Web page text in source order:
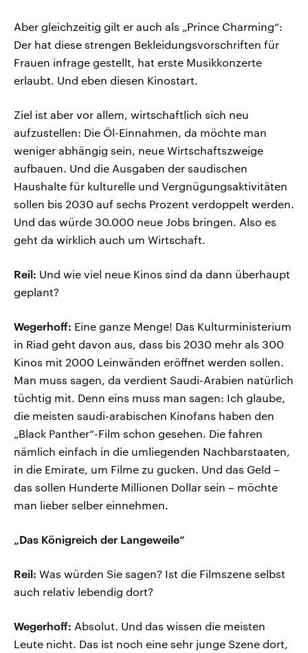
Aber gleichzeitig gilt er auch als „Prince Charming“:
Der hat diese strengen Bekleidungsvorschriften für
Frauen infrage gestellt, hat erste Musikkonzerte
erlaubt. Und eben diesen Kinostart.
Ziel ist aber vor allem, wirtschaftlich sich neu
aufzustellen: Die Öl-Einnahmen, da möchte man
weniger abhängig sein, neue Wirtschaftszweige
aufbauen. Und die Ausgaben der saudischen
Haushalte für kulturelle und Vergnügungsaktivitäten
sollen bis 2030 auf sechs Prozent verdoppelt werden.
Und das würde 30.000 neue Jobs bringen. Also es
geht da wirklich auch um Wirtschaft.
Reil: Und wie viel neue Kinos sind da dann überhaupt
geplant?
Wegerhoff: Eine ganze Menge! Das Kulturministerium
in Riad geht davon aus, dass bis 2030 mehr als 300
Kinos mit 2000 Leinwänden eröffnet werden sollen.
Man muss sagen, da verdient Saudi-Arabien natürlich
tüchtig mit. Denn eins muss man sagen: Ich glaube,
die meisten saudi-arabischen Kinofans haben den
„Black Panther“-Film schon gesehen. Die fahren
nämlich einfach in die umliegenden Nachbarstaaten,
in die Emirate, um Filme zu gucken. Und das Geld –
das sollen Hunderte Millionen Dollar sein – möchte
man lieber selber einnehmen.
„Das Königreich der Langeweile“
Reil: Was würden Sie sagen? Ist die Filmszene selbst
auch relativ lebendig dort?
Wegerhoff: Absolut. Und das wissen die meisten
Leute nicht. Das ist noch eine sehr junge Szene dort,